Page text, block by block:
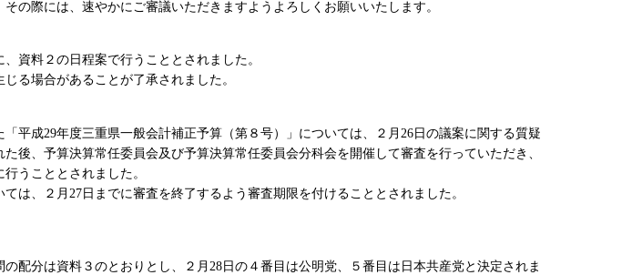
の際には、速やかにご審議いただきますようよろしくお願いいたします。
資料２の日程案で行うこととされました。
る場合があることが了承されました。
平成29年度三重県一般会計補正予算（第８号）」については、２月26日の議案に関する質疑
後、予算決算常任委員会及び予算決算常任委員会分科会を開催して審査を行っていただき、
うこととされました。
は、２月27日までに審査を終了するよう審査期限を付けることとされました。
配分は資料３のとおりとし、２月28日の４番目は公明党、５番目は日本共産党と決定されま